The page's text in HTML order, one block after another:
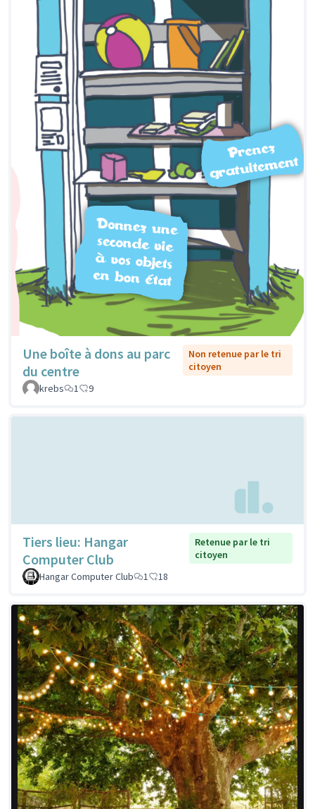
Une boîte à dons au parc
du centre
Non retenue par le tri
citoyen
krebs
1 9
Tiers lieu: Hangar
Computer Club
Retenue par le tri
citoyen
Hangar Computer Club
1 18